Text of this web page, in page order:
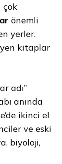
çok
önemli
yerler.
kitaplar
adı”
anında
ikinci el
ve eski
biyoloji,